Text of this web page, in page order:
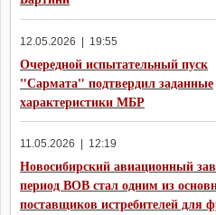
12.05.2026 | 19:55
Очередной испытательный пуск
"Сармата" подтвердил заданные
характеристики МБР
11.05.2026 | 12:19
Новосибирский авиационный
период ВОВ стал одним из
поставщиков истребителей для